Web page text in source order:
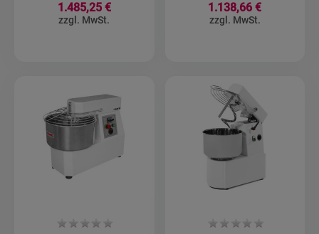
1.485,25 € 1.138,66 €